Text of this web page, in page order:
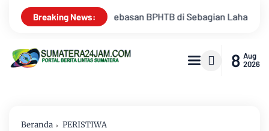
Breaking News:
Lahan Kemarau Memuncak, Debit Sungai Batanghari
8 Aug
2026
Beranda PERISTIWA